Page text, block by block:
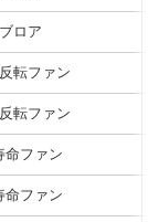
ブロア
転ファン
転ファン
命ファン
命ファン